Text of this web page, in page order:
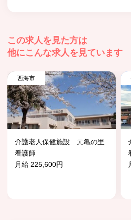
この求人を見た方は
他にこんな求人を見ています
西海市
介護老人保健施設 元亀の里
看護師
月給 225,600円